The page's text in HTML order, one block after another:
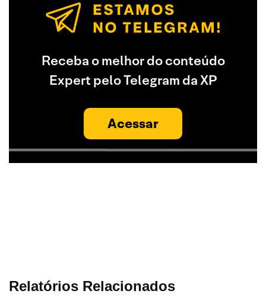
Receba o melhor do conteúdo
Expert pelo Telegram da XP
Acessar
Relatórios Relacionados